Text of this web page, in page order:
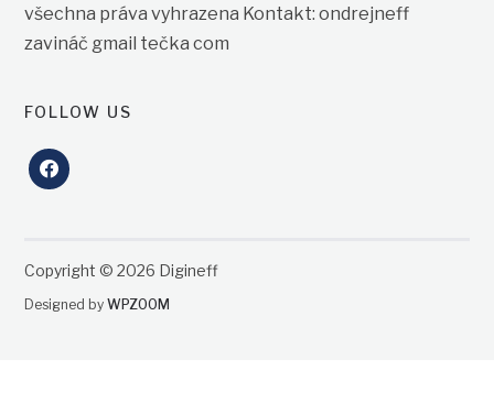
všechna práva vyhrazena Kontakt: ondrejneff
zavináč gmail tečka com
FOLLOW US
facebook
Copyright © 2026 Digineff
Designed byWPZOOM